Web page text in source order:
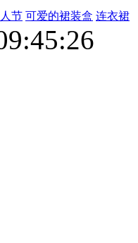
节 可爱的裙装盒 连衣裙